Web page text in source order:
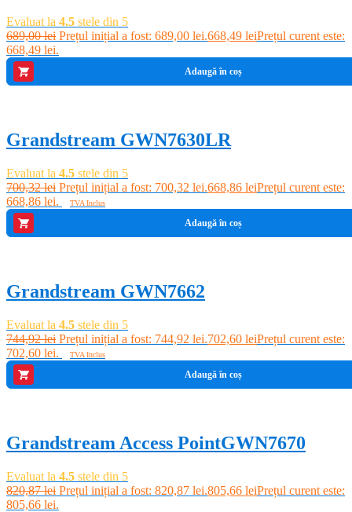
Evaluat la 4.5 stele din 5
689,00lei Prețul inițial a fost: 689,00 lei.668,49 leiPrețul curent este:
668,49 lei.
Adaugă în coș
Grandstream GWN7630LR
Evaluat la 4.5 stele din 5
700,32lei Prețul inițial a fost: 700,32 lei.668,86 leiPrețul curent este:
668,86 lei.
TVA Inclus
Adaugă în coș
Grandstream GWN7662
Evaluat la 4.5 stele din 5
744,92lei Prețul inițial a fost: 744,92 lei.702,60 leiPrețul curent este:
702,60 lei.
TVA Inclus
Adaugă în coș
Grandstream Access PointGWN7670
Evaluat la 4.5 stele din 5
820,87lei Prețul inițial a fost: 820,87 lei.805,66 leiPrețul curent este:
805,66 lei.